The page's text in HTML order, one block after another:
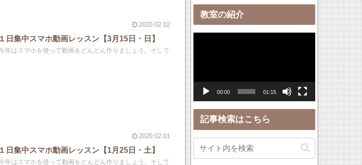
2020.02.02
集中スマホ動画レッスン【3月15日・日】
年はスマホを使って動画をどんどん作りましょう。そして
2020.02.01
集中スマホ動画レッスン【1月25日・土】
年はスマホを使って動画をどんどん作りましょう。そして
ヤ
ー教室の紹介
レ
ヤ
ー
00:00 01:15
記事検索はこちら